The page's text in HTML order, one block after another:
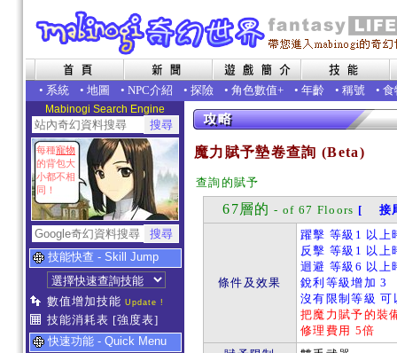
• 系統 • 地圖 • NPC介紹 • 探險 • 角色數值+ • 年齡 • 稱號 • 食
Mabinogi Search Engine
每種寵物
的背包大
小都不相
同！
技能快查 - Skill Jump
數值增加技能 Update !
技能消耗表 [強度表]
快速功能 - Quick Menu
魔力賦予墊卷查詢 (Beta)
查詢的賦予
67層的 - of 67 Floors [ 接
條件及效果
躍擊 等級1 以上
反擊 等級1 以上
迴避 等級6 以上
銳利等級增加 3
沒有限制等級 可
把魔力賦予的裝
修理費用 5倍